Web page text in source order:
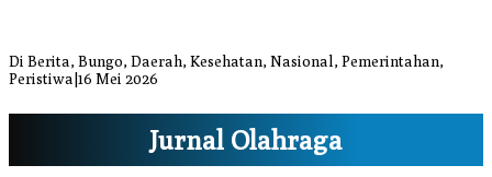
Di Berita, Bungo, Daerah, Kesehatan, Nasional, Pemerintahan,
Peristiwa 16 Mei 2026
Jurnal Olahraga